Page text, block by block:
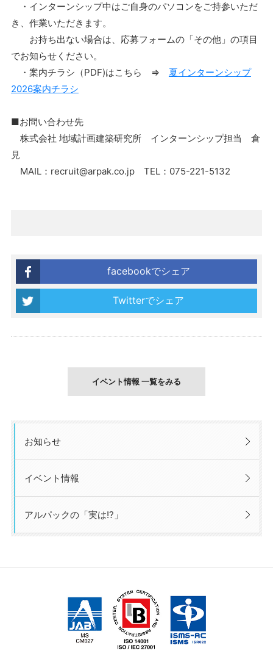
・インターンシップ中はご自身のパソコンをご持参いただ
き、作業いただきます。
お持ち出ない場合は、応募フォームの「その他」の項目
でお知らせください。
・案内チラシ（PDF)はこちら ⇒ 夏インターンシップ
2026案内チラシ
■お問い合わせ先
株式会社 地域計画建築研究所 インターンシップ担当 倉
見
MAIL：recruit@arpak.co.jp TEL：075-221-5132
facebookでシェア
Twitterでシェア
イベント情報 一覧をみる
お知らせ
イベント情報
アルパックの「実は!?」